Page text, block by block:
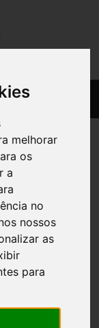
melhorar
os
a
no
nossos
as
para